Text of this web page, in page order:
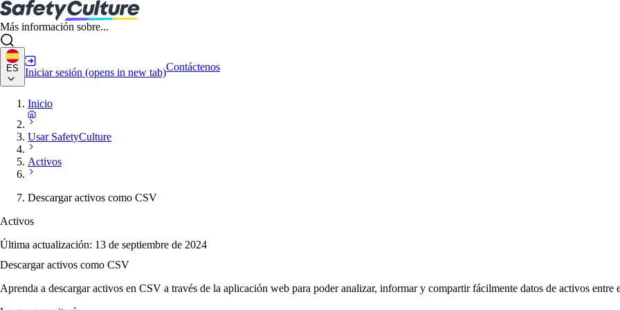
Más información sobre...
ES Iniciar sesión (opens in new tab)Contáctenos
Inicio
Usar SafetyCulture
Activos
Descargar activos como CSV
Activos
Última actualización: 13 de septiembre de 2024
Descargar activos como CSV
Aprenda a descargar activos en CSV a través de la aplicación web para poder analizar, informar y compartir fácilmente datos de activos entre